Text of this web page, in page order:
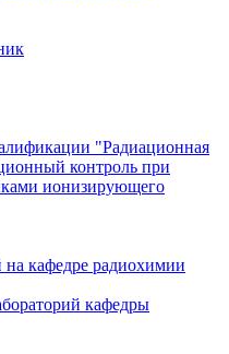
"Радиационная
контроль при
ионизирующего
на кафедре радиохимии
кафедры